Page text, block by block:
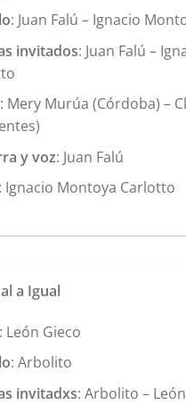
: Juan Falú – Ignacio
invitados: Juan Falú –
: Mery Murúa (Córdoba) –
y voz: Juan Falú
: Ignacio Montoya Carlotto
a Igual
León Gieco
: Arbolito
invitadxs: Arbolito –